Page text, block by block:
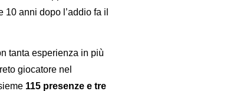
anni dopo l’addio fa il
tanta esperienza in più
giocatore nel
115 presenze e tre